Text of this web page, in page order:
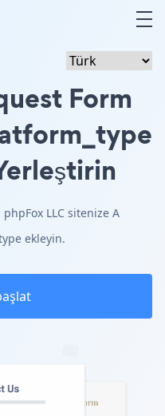
Form
LLC sitenize A
ekleyin.